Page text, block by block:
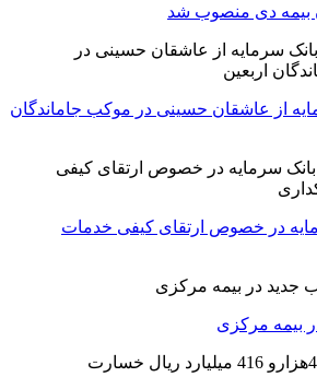
بیمه دی منصوب شد
از عاشقان حسینی در موکب جاماندگان
در خصوص ارتقای کیفی خدمات
بیمه مركزی